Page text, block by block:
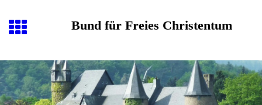
Bund für Freies Christentum